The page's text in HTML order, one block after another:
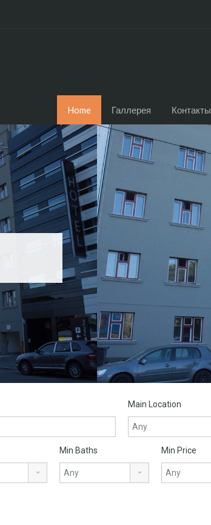
Home Галлерея Контакты
Main Location
Min Baths Min Price